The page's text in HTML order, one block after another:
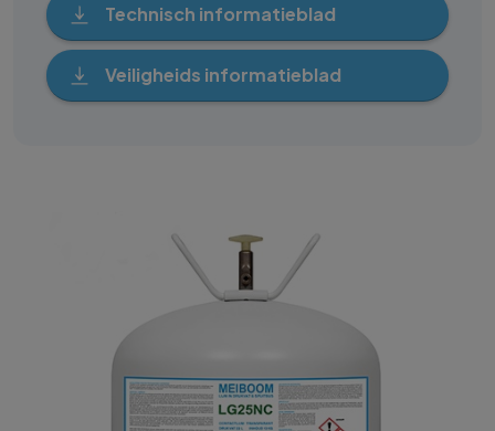
Technisch informatieblad
Veiligheids informatieblad